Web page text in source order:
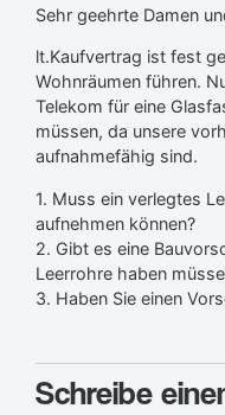
Sehr geehrte Damen
lt.Kaufvertrag ist fest
Wohnräumen führen.
Telekom für eine
müssen, da unsere
aufnahmefähig sind.
1. Muss ein verlegtes
aufnehmen können?
2. Gibt es eine
Leerrohre haben
3. Haben Sie einen
Schreibe